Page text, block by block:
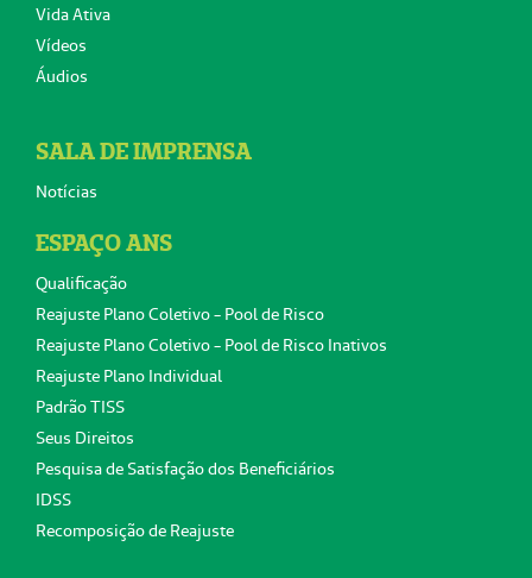
Vida Ativa
Vídeos
Áudios
SALA DE IMPRENSA
Notícias
ESPAÇO ANS
Qualificação
Reajuste Plano Coletivo - Pool de Risco
Reajuste Plano Coletivo - Pool de Risco Inativos
Reajuste Plano Individual
Padrão TISS
Seus Direitos
Pesquisa de Satisfação dos Beneficiários
IDSS
Recomposição de Reajuste